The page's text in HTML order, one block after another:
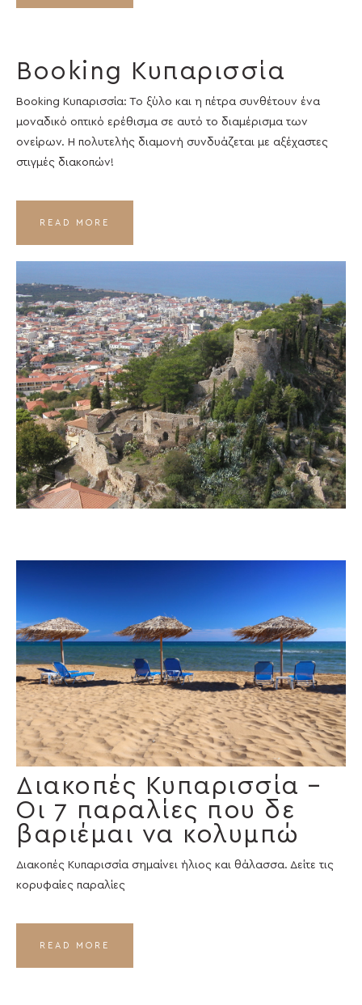
Booking Κυπαρισσία
Booking Κυπαρισσία: Το ξύλο και η πέτρα συνθέτουν ένα
μοναδικό οπτικό ερέθισμα σε αυτό το διαμέρισμα των
ονείρων. Η πολυτελής διαμονή συνδυάζεται με αξέχαστες
στιγμές διακοπών!
READ MORE
Διακοπές Κυπαρισσία –
Οι 7 παραλίες που δε
βαριέμαι να κολυμπώ
Διακοπές Κυπαρισσία σημαίνει ήλιος και θάλασσα. Δείτε τις
κορυφαίες παραλίες
READ MORE